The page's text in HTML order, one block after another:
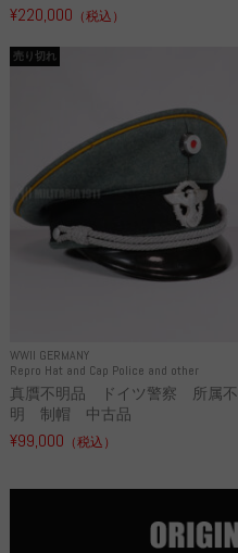
¥220,000 （税込）
WWII GERMANY
Repro Hat and Cap Police and other
売り切れ
真贋不明品 ドイツ警察 所属不
明 制帽 中古品
¥99,000 （税込）